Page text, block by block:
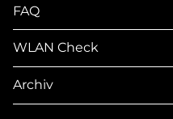
FAQ
WLAN Check
Archiv